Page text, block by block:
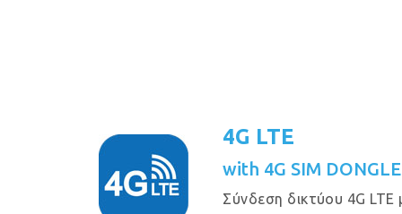
4G LTE
with 4G SIM DONGLE
Σύνδεση δικτύου 4G LTE